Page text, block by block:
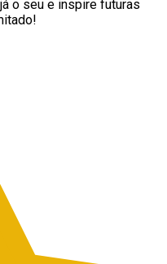
o seu e inspire futuras